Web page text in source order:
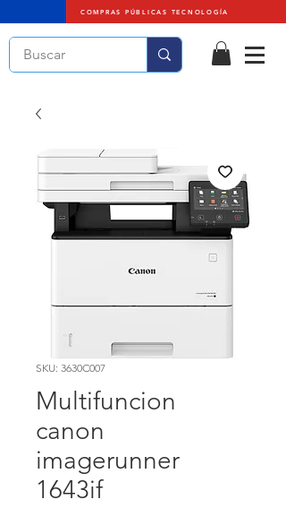
COMPRAS PÚBLICAS TECNOLOGÍA
SKU: 3630C007
Multifuncion
canon
imagerunner
1643if